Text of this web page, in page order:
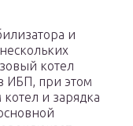
и
котел
ИБП, при этом
и зарядка